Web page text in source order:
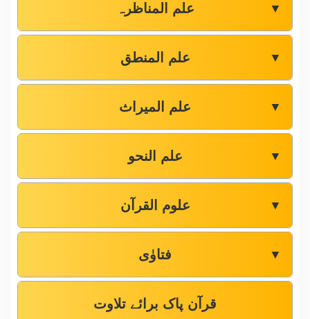
علم المناظرہ ▼
علم المنطق ▼
علم المیراث ▼
علم النحو ▼
علوم القرآن ▼
فتاوٰی ▼
قرآن پاک برائے تلاوت